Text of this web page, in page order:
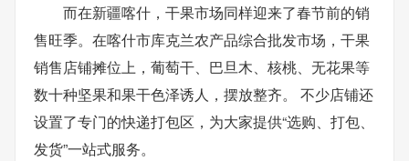
而在新疆喀什，干果市场同样迎来了春节前的销
售旺季。在喀什市库克兰农产品综合批发市场，干果
销售店铺摊位上，葡萄干、巴旦木、核桃、无花果等
数十种坚果和果干色泽诱人，摆放整齐。 不少店铺还
设置了专门的快递打包区，为大家提供“选购、打包、
发货”一站式服务。